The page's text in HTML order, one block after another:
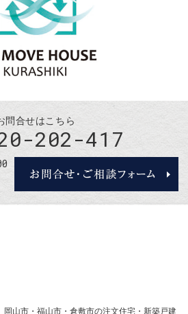
問合せはこちら
202-417
岡山市・福山市・倉敷市の注文住宅・新築戸建